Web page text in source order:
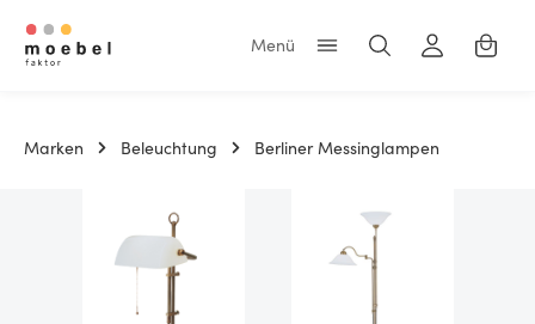
Zum Hauptinhalt springen
Marken Beleuchtung Berliner Messinglampen